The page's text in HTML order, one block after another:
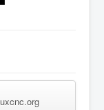
Sign up